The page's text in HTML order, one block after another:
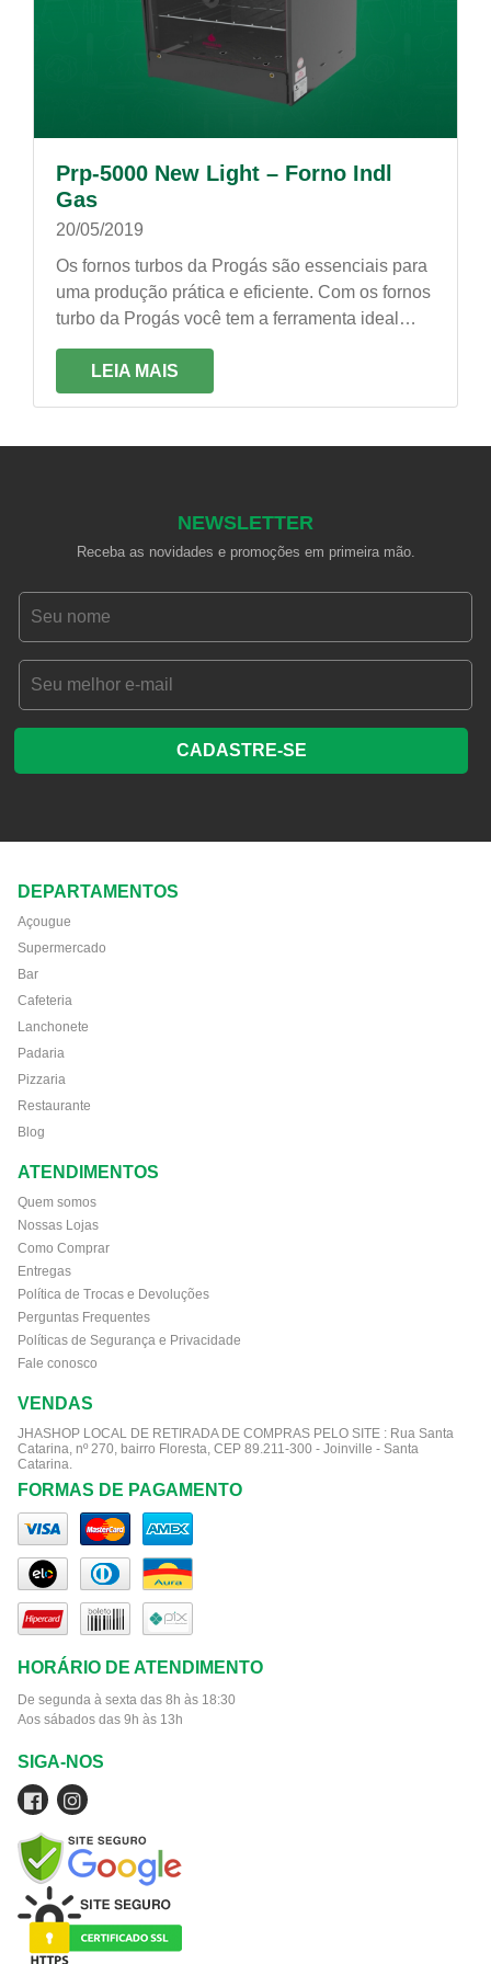
Prp-5000 New Light – Forno Indl
Gas
20/05/2019
Os fornos turbos da Progás são essenciais para
uma produção prática e eficiente. Com os fornos
turbo da Progás você tem a ferramenta ideal
para maximizar a sua produção!
LEIA MAIS
NEWSLETTER
Receba as novidades e promoções em primeira mão.
CADASTRE-SE
DEPARTAMENTOS
Açougue
Supermercado
Bar
Cafeteria
Lanchonete
Padaria
Pizzaria
Restaurante
Blog
ATENDIMENTOS
Quem somos
Nossas Lojas
Como Comprar
Entregas
Política de Trocas e Devoluções
Perguntas Frequentes
Políticas de Segurança e Privacidade
Fale conosco
VENDAS
JHASHOP LOCAL DE RETIRADA DE COMPRAS PELO SITE : Rua Santa
Catarina, nº 270, bairro Floresta, CEP 89.211-300 - Joinville - Santa
Catarina.
FORMAS DE PAGAMENTO
HORÁRIO DE ATENDIMENTO
De segunda à sexta das 8h às 18:30
Aos sábados das 9h às 13h
SIGA-NOS